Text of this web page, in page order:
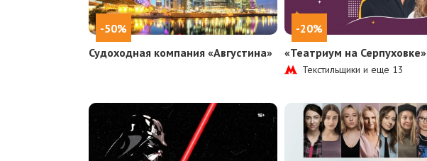
-50%
Судоходная компания «Августина»
-20%
«Театриум на Серпуховке»
Текстильщики и еще 13